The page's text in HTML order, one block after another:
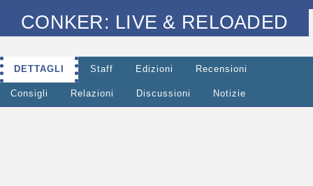
CONKER: LIVE & RELOADED
DETTAGLI Staff Edizioni Recensioni
Consigli Relazioni Discussioni Notizie